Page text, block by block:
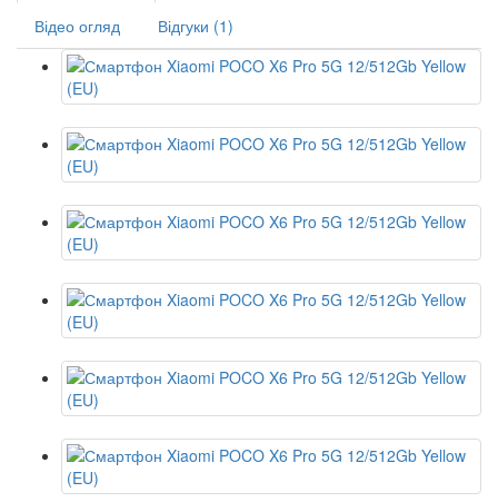
Відео огляд Відгуки (1)